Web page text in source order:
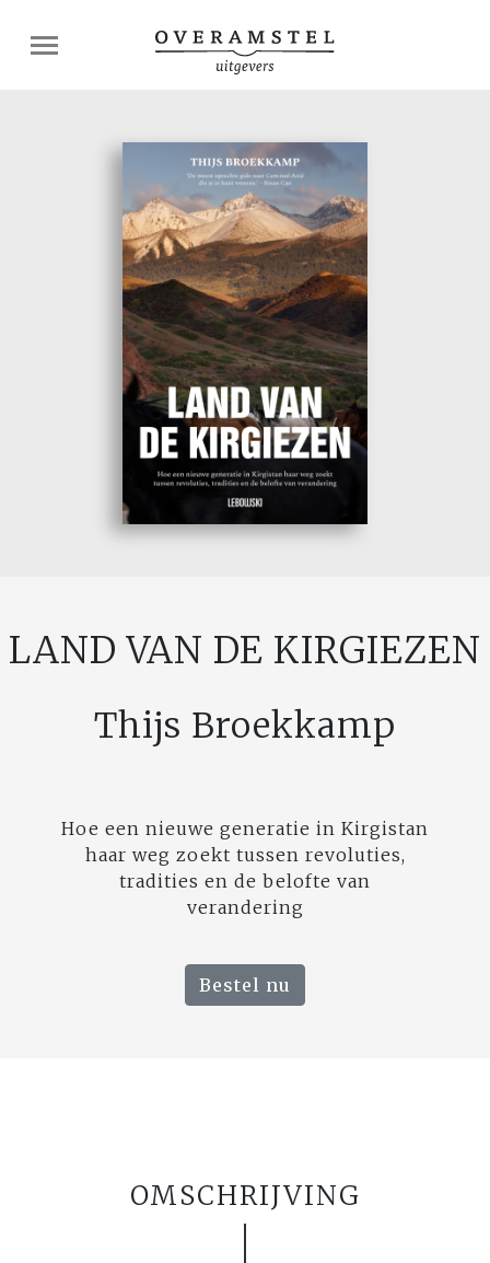
LAND VAN DE KIRGIEZEN
Thijs Broekkamp
Hoe een nieuwe generatie in Kirgistan
haar weg zoekt tussen revoluties,
tradities en de belofte van
verandering
Bestel nu
OMSCHRIJVING